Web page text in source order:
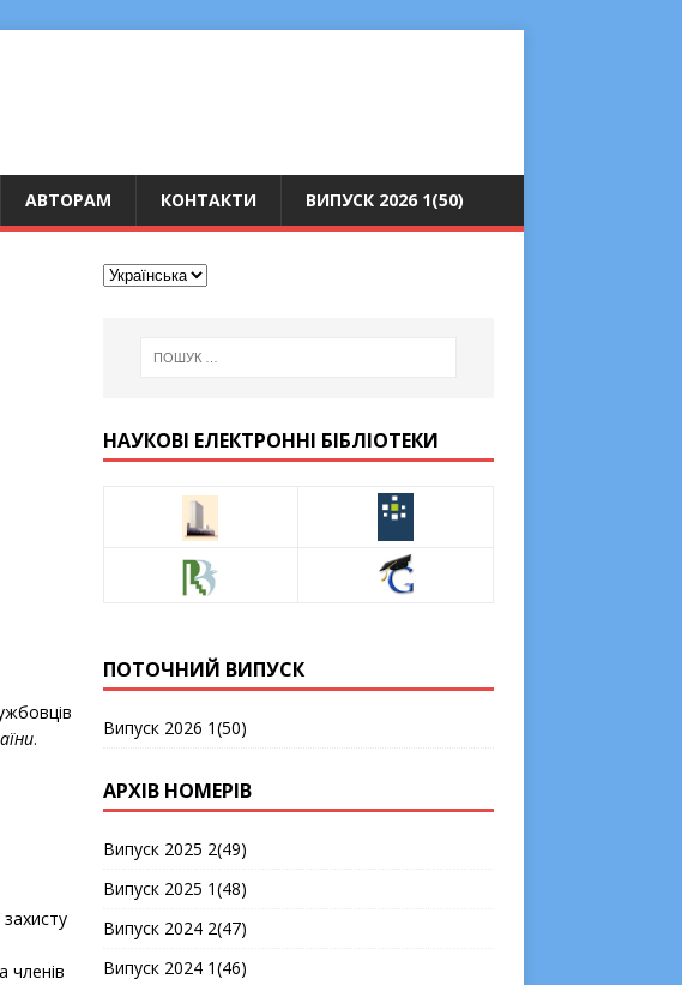
АВТОРАМ КОНТАКТИ ВИПУСК 2026 1(50)
.
членів
НАУКОВІ ЕЛЕКТРОННІ БІБЛІОТЕКИ
ПОТОЧНИЙ ВИПУСК
Випуск 2026 1(50)
АРХІВ НОМЕРІВ
Випуск 2025 2(49)
Випуск 2025 1(48)
Випуск 2024 2(47)
Випуск 2024 1(46)